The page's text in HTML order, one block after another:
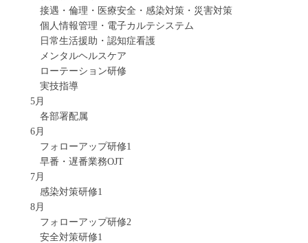
接遇・倫理・医療安全・感染対策・災害対策
個人情報管理・電子カルテシステム
日常生活援助・認知症看護
メンタルヘルスケア
ローテーション研修
実技指導
5月
各部署配属
6月
フォローアップ研修1
早番・遅番業務OJT
7月
感染対策研修1
8月
フォローアップ研修2
安全対策研修1